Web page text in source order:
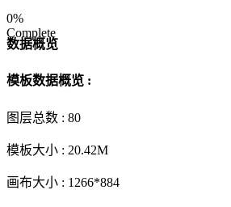
0%
Complete
数据概览
模板数据概览 :
图层总数 : 80
模板大小 : 20.42M
画布大小 : 1266*884